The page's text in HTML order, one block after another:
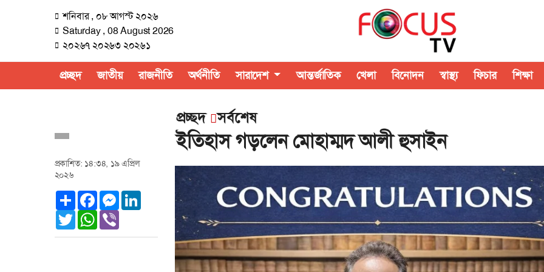
শনিবার , ০৮ আগস্ট ২০২৬
Saturday , 08 August 2026
২০২৬৭ ২০২৬৩ ২০২৬১
প্রচ্ছদ জাতীয় রাজনীতি অর্থনীতি সারাদেশ আন্তর্জাতিক খেলা বিনোদন স্বাস্থ্য ফিচার শিক্ষা
প্রচ্ছদ সর্বশেষ
প্রকাশিত: ১৪:৩৪, ১৯ এপ্রিল
২০২৬
ShareFacebookMessenger
LinkedIn
TwitterWhatsApp
Viber
ইতিহাস গড়লেন মোহাম্মদ আলী হুসাইন